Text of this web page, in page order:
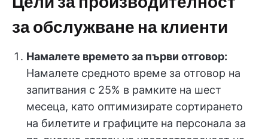
за обслужване на клиенти
Намалете времето за първи отговор:
Намалете средното време за отговор на
запитвания с 25% в рамките на шест
месеца, като оптимизирате сортирането
на билетите и графиците на персонала за